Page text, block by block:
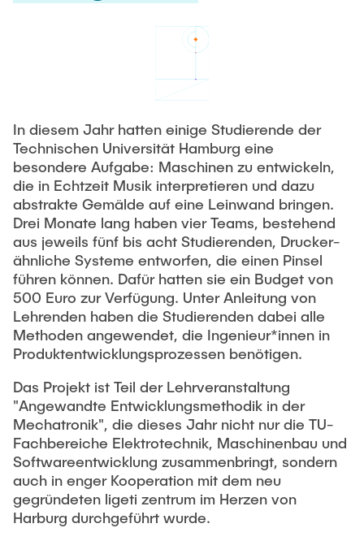
Jana Ihrens, Dr.-Ing.
Ornella Tortorici, PhD
Mohammad Sadeghi, Dr.-Ing.
Maximilian Becker, M.Sc.
Ali Elnwegy, M. Sc.
Moritz Hollenberg, M. Sc.
Finn Jannek Klar, M. Sc.
Tom Liebing, M. Sc.
Juliana Lüer, M. Sc.
Folke Schwinning, M.Sc.
Alumni
Alireza Abbasimoshaei, Dr.-Ing.
Timon S. Hartwich, M. Sc.
Fady Youssef, M. Sc.
Design and Optimization of Electrical Machines
Optimization of Coupled Ship Energy Systems
HIL Testsysteme für breitbandige mechatronische
Micro-Grid Lab
Geschlossene Projekte
Human-Machine-Collaboration
Haptic Teststand
Anwendungen mit Haptik
Coupled-Resonance Dynamics
Mechanical Impedance - Quantification and Control
Tele-Robotics-Activities
Bio-whisker Sensor
Exploring the Multimodality of Arts with the help of
Robotics
Geschlossene Projekte
Laboratories
Haptics & Robotics Lab
Hintergrundinfos zu Arbeiten am Institut
Jobs
Student assistants
Tutor*innen
Staff
Abgeschlossene Doktorarbeiten (Promotionen)
In diesem Jahr hatten einige Studierende der
Technischen Universität Hamburg eine
besondere Aufgabe: Maschinen zu entwickeln,
die in Echtzeit Musik interpretieren und dazu
abstrakte Gemälde auf eine Leinwand bringen.
Drei Monate lang haben vier Teams, bestehend
aus jeweils fünf bis acht Studierenden, Drucker-
ähnliche Systeme entworfen, die einen Pinsel
führen können. Dafür hatten sie ein Budget von
500 Euro zur Verfügung. Unter Anleitung von
Lehrenden haben die Studierenden dabei alle
Methoden angewendet, die Ingenieur*innen in
Produktentwicklungsprozessen benötigen.
Das Projekt ist Teil der Lehrveranstaltung
"Angewandte Entwicklungsmethodik in der
Mechatronik", die dieses Jahr nicht nur die TU-
Fachbereiche Elektrotechnik, Maschinenbau und
Softwareentwicklung zusammenbringt, sondern
auch in enger Kooperation mit dem neu
gegründeten ligeti zentrum im Herzen von
Harburg durchgeführt wurde.